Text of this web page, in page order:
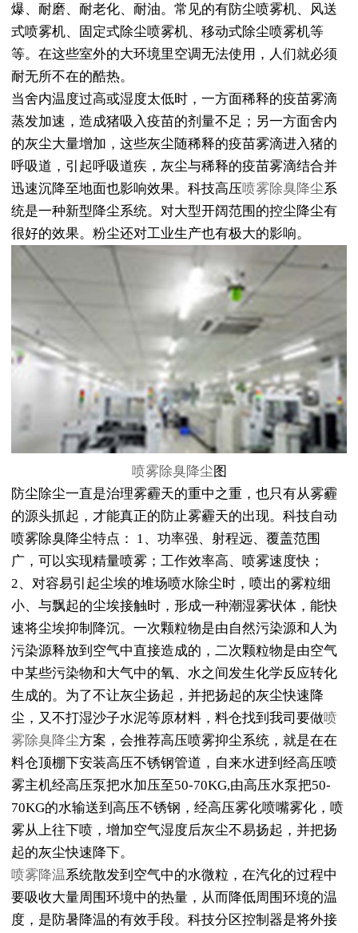
爆、耐磨、耐老化、耐油。常见的有防尘喷雾机、风送
式喷雾机、固定式除尘喷雾机、移动式除尘喷雾机等
等。在这些室外的大环境里空调无法使用，人们就必须
耐无所不在的酷热。
当舍内温度过高或湿度太低时，一方面稀释的疫苗雾滴
蒸发加速，造成猪吸入疫苗的剂量不足；另一方面舍内
的灰尘大量增加，这些灰尘随稀释的疫苗雾滴进入猪的
呼吸道，引起呼吸道疾，灰尘与稀释的疫苗雾滴结合并
迅速沉降至地面也影响效果。科技高压喷雾除臭降尘系
统是一种新型降尘系统。对大型开阔范围的控尘降尘有
很好的效果。粉尘还对工业生产也有极大的影响。
喷雾除臭降尘图
防尘除尘一直是治理雾霾天的重中之重，也只有从雾霾
的源头抓起，才能真正的防止雾霾天的出现。科技自动
喷雾除臭降尘特点： 1、功率强、射程远、覆盖范围
广，可以实现精量喷雾；工作效率高、喷雾速度快；
2、对容易引起尘埃的堆场喷水除尘时，喷出的雾粒细
小、与飘起的尘埃接触时，形成一种潮湿雾状体，能快
速将尘埃抑制降沉。一次颗粒物是由自然污染源和人为
污染源释放到空气中直接造成的，二次颗粒物是由空气
中某些污染物和大气中的氧、水之间发生化学反应转化
生成的。为了不让灰尘扬起，并把扬起的灰尘快速降
尘，又不打湿沙子水泥等原材料，料仓找到我司要做喷
雾除臭降尘方案，会推荐高压喷雾抑尘系统，就是在在
料仓顶棚下安装高压不锈钢管道，自来水进到经高压喷
雾主机经高压泵把水加压至50-70KG,由高压水泵把50-
70KG的水输送到高压不锈钢，经高压雾化喷嘴雾化，喷
雾从上往下喷，增加空气湿度后灰尘不易扬起，并把扬
起的灰尘快速降下。
喷雾降温系统散发到空气中的水微粒，在汽化的过程中
要吸收大量周围环境中的热量，从而降低周围环境的温
度，是防暑降温的有效手段。科技分区控制器是将外接